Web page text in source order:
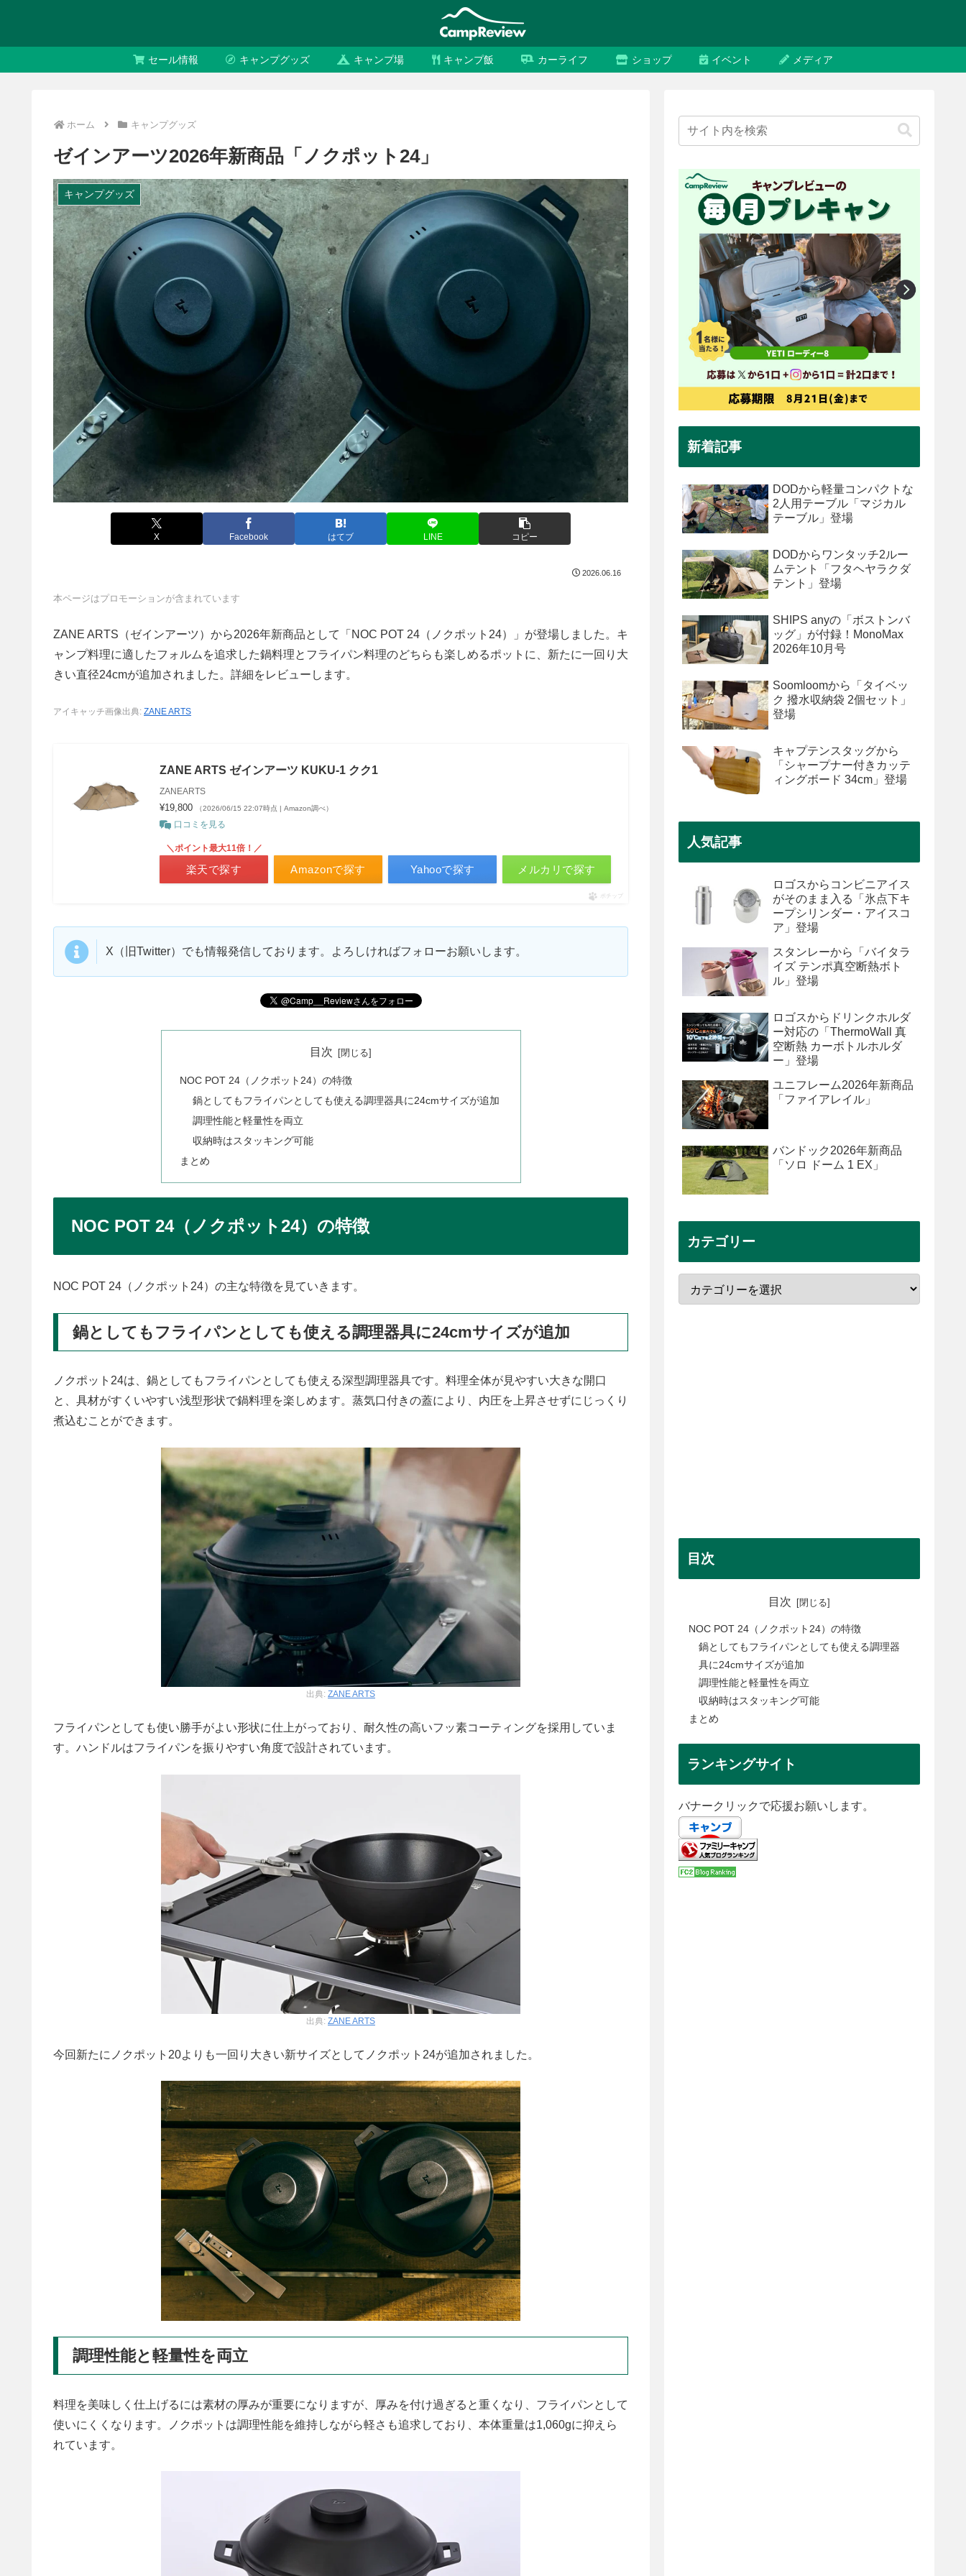
セール情報 キャンプグッズ キャンプ場 キャンプ飯 カーライフ ショップ イベント メディア
ホーム キャンプグッズ
ゼインアーツ2026年新商品「ノクポット24」
キャンプグッズ
X Facebook はてブ LINE コピー
2026.06.16
本ページはプロモーションが含まれています
ZANE ARTS（ゼインアーツ）から2026年新商品として「NOC POT 24（ノクポット24）」が登場しました。キ
ャンプ料理に適したフォルムを追求した鍋料理とフライパン料理のどちらも楽しめるポットに、新たに一回り大
きい直径24cmが追加されました。詳細をレビューします。
アイキャッチ画像出典: ZANE ARTS
ZANE ARTS ゼインアーツ KUKU-1 クク1
ZANEARTS
¥19,800 （2026/06/15 22:07時点 | Amazon調べ）
口コミを見る
Amazonで探す
＼ポイント最大11倍！／
楽天で探す Yahooで探す メルカリで探す
ポチップ
X（旧Twitter）でも情報発信しております。よろしければフォローお願いします。
目次
NOC POT 24（ノクポット24）の特徴
鍋としてもフライパンとしても使える調理器具に24cmサイズが追加
調理性能と軽量性を両立
収納時はスタッキング可能
まとめ
NOC POT 24（ノクポット24）の特徴
NOC POT 24（ノクポット24）の主な特徴を見ていきます。
鍋としてもフライパンとしても使える調理器具に24cmサイズが追加
ノクポット24は、鍋としてもフライパンとしても使える深型調理器具です。料理全体が見やすい大きな開口
と、具材がすくいやすい浅型形状で鍋料理を楽しめます。蒸気口付きの蓋により、内圧を上昇させずにじっくり
煮込むことができます。
出典: ZANE ARTS
フライパンとしても使い勝手がよい形状に仕上がっており、耐久性の高いフッ素コーティングを採用していま
す。ハンドルはフライパンを振りやすい角度で設計されています。
出典: ZANE ARTS
今回新たにノクポット20よりも一回り大きい新サイズとしてノクポット24が追加されました。
調理性能と軽量性を両立
料理を美味しく仕上げるには素材の厚みが重要になりますが、厚みを付け過ぎると重くなり、フライパンとして
使いにくくなります。ノクポットは調理性能を維持しながら軽さも追求しており、本体重量は1,060gに抑えら
れています。
新着記事
DODから軽量コンパクトな
2人用テーブル「マジカル
テーブル」登場
DODからワンタッチ2ルー
ムテント「フタヘヤラクダ
テント」登場
SHIPS anyの「ボストンバ
ッグ」が付録！MonoMax
2026年10月号
Soomloomから「タイベッ
ク 撥水収納袋 2個セット」
登場
キャプテンスタッグから
「シャープナー付きカッテ
ィングボード 34cm」登場
人気記事
ロゴスからコンビニアイス
がそのまま入る「氷点下キ
ープシリンダー・アイスコ
ア」登場
スタンレーから「バイタラ
イズ テンポ真空断熱ボト
ル」登場
ロゴスからドリンクホルダ
ー対応の「ThermoWall 真
空断熱 カーボトルホルダ
ー」登場
ユニフレーム2026年新商品
「ファイアレイル」
バンドック2026年新商品
「ソロ ドーム 1 EX」
カテゴリー
目次
目次
NOC POT 24（ノクポット24）の特徴
鍋としてもフライパンとしても使える調理器
具に24cmサイズが追加
調理性能と軽量性を両立
収納時はスタッキング可能
まとめ
ランキングサイト
バナークリックで応援お願いします。